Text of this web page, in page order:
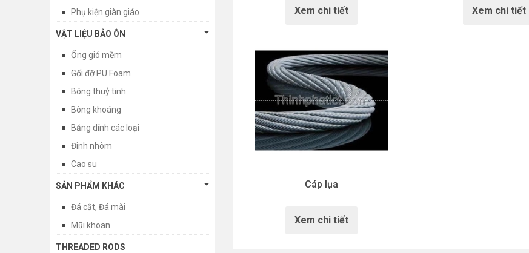
Xem chi tiết Xem chi tiết
Cáp lụa
Xem chi tiết
Phụ kiện giàn giáo
VẬT LIỆU BẢO ÔN
Ống gió mềm
Gối đỡ PU Foam
Bông thuỷ tinh
Bông khoáng
Băng dính các loại
Đinh nhôm
Cao su
SẢN PHẨM KHÁC
Đá cắt, Đá mài
Mũi khoan
THREADED RODS